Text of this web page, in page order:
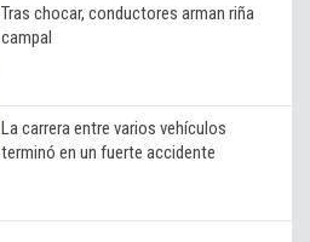
Tras chocar, conductores arman riña
campal
La carrera entre varios vehículos
terminó en un fuerte accidente